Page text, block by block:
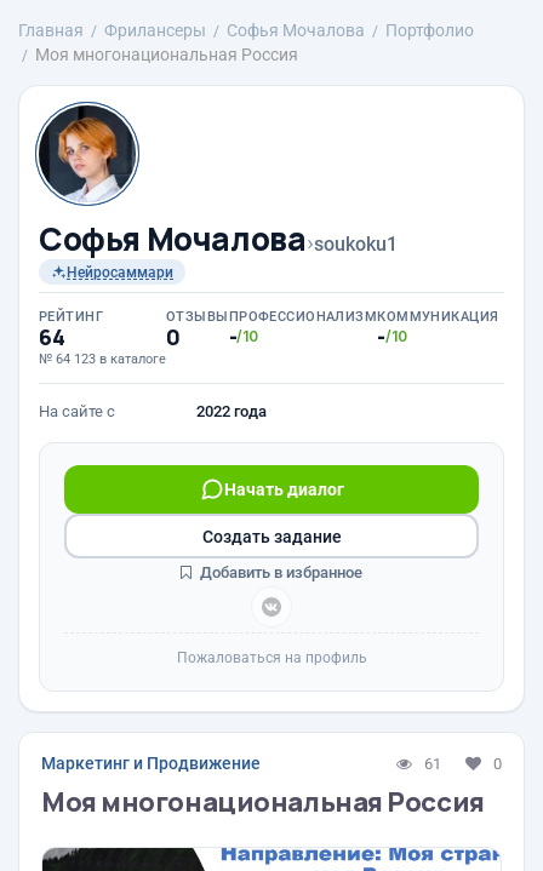
Главная Фрилансеры Софья Мочалова
Портфолио
Моя многонациональная Россия
Софья Мочалова›soukoku1
Нейросаммари
РЕЙТИНГ
64
№ 64 123 в каталоге
ОТЗЫВЫ
0
ПРОФЕССИОНАЛИЗМ
-/10
КОММУНИКАЦИЯ
-/10
На сайте с 2022 года
Начать диалог
Создать задание
Добавить в избранное
Пожаловаться на профиль
Маркетинг и Продвижение 61 0
Моя многонациональная Россия